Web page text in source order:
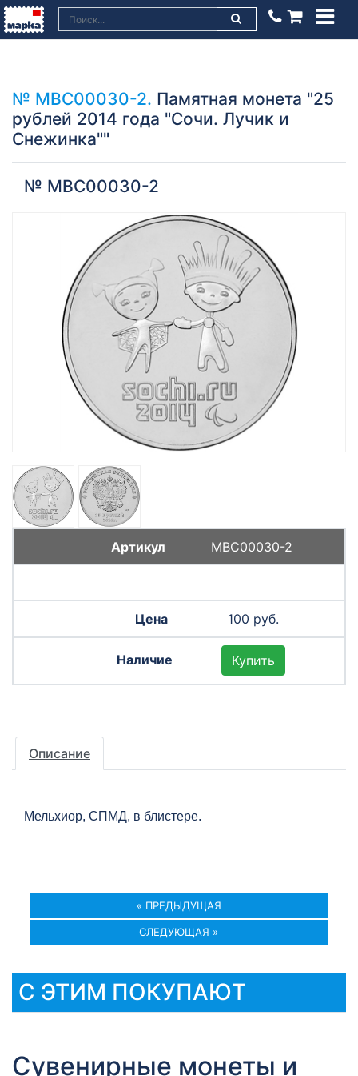
№ МВС00030-2. Памятная монета "25
рублей 2014 года "Сочи. Лучик и
Снежинка""
№ МВС00030-2
МВС00030-2
100 руб.
Купить
Описание
Мельхиор, СПМД, в блистере.
« ПРЕДЫДУЩАЯ
СЛЕДУЮЩАЯ »
С ЭТИМ ПОКУПАЮТ
Сувенирные монеты и